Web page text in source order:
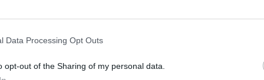
Data Processing Opt Outs
opt-out of the Sharing of my personal data.
far arrivare una missiva proprio al
ragazzi di un istituto di Roma,
nelle mani del Ministro. Questo episodio